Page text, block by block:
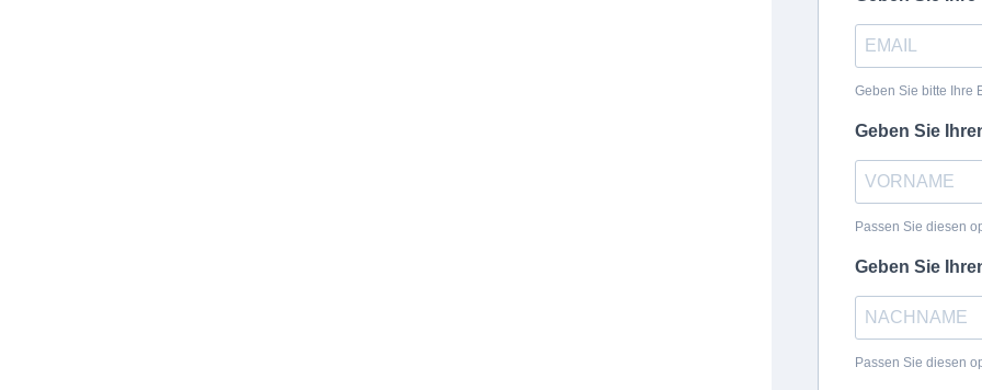
Geben Sie bitte Ihre
Geben Sie
Passen Sie diesen
Geben Sie
Passen Sie diesen